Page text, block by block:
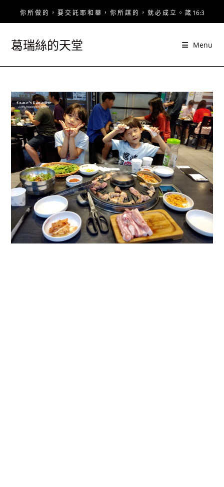
你 所 做 的 ， 要 交 託 耶 和 華 ， 你 所 謀 的 ， 就 必 成 立 。 箴 16:3
葛瑞絲的天堂 Menu